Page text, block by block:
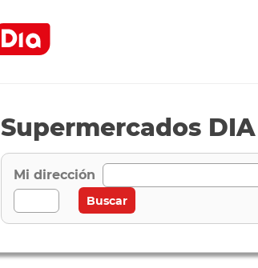
Supermercados
Mi dirección